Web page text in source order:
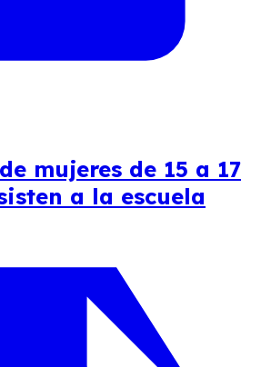
mujeres de 15 a 17
a la escuela